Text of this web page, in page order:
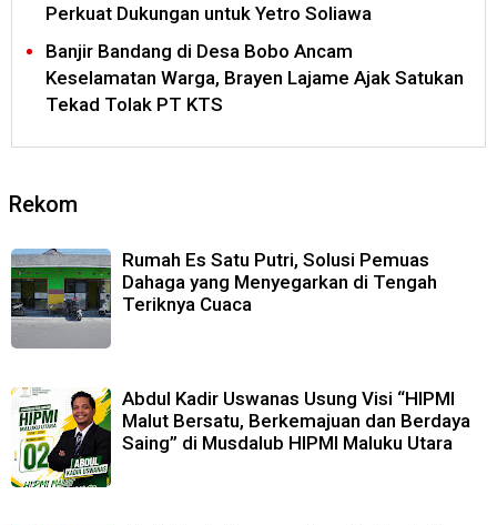
Perkuat Dukungan untuk Yetro Soliawa
Banjir Bandang di Desa Bobo Ancam
Keselamatan Warga, Brayen Lajame Ajak Satukan
Tekad Tolak PT KTS
Rekom
Rumah Es Satu Putri, Solusi Pemuas
Dahaga yang Menyegarkan di Tengah
Teriknya Cuaca
Abdul Kadir Uswanas Usung Visi “HIPMI
Malut Bersatu, Berkemajuan dan Berdaya
Saing” di Musdalub HIPMI Maluku Utara